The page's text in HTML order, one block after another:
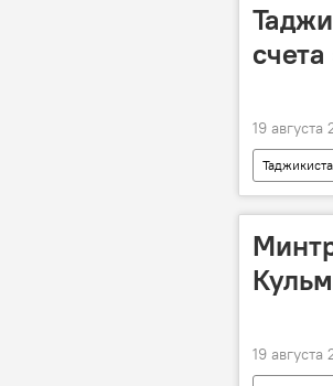
19 августа
Россия
19 августа